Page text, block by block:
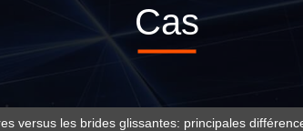
Cas
versus les brides glissantes: principales